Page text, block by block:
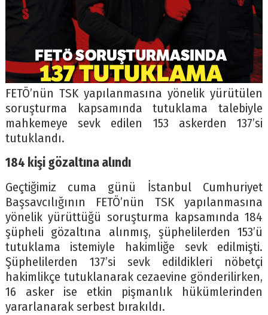
FETÖ’nün TSK yapılanmasına yönelik yürütülen
soruşturma kapsamında tutuklama talebiyle
mahkemeye sevk edilen 153 askerden 137’si
tutuklandı.
184 kişi gözaltına alındı
Geçtiğimiz cuma günü İstanbul Cumhuriyet
Başsavcılığının FETÖ’nün TSK yapılanmasına
yönelik yürüttüğü soruşturma kapsamında 184
şüpheli gözaltına alınmış, şüphelilerden 153’ü
tutuklama istemiyle hakimliğe sevk edilmişti.
Şüphelilerden 137’si sevk edildikleri nöbetçi
hakimlikçe tutuklanarak cezaevine gönderilirken,
16 asker ise etkin pişmanlık hükümlerinden
yararlanarak serbest bırakıldı.